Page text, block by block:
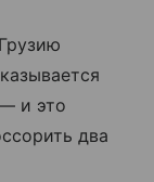
и это
два